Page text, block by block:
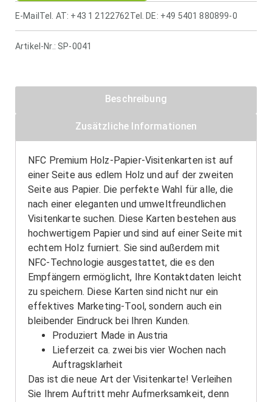
E-Mail Tel. AT: +43 1 2122762Tel. DE: +49 5401 880899-0
Artikel-Nr.: SP-0041
Beschreibung
Zusätzliche Informationen
NFC Premium Holz-Papier-Visitenkarten ist auf
einer Seite aus edlem Holz und auf der zweiten
Seite aus Papier. Die perfekte Wahl für alle, die
nach einer eleganten und umweltfreundlichen
Visitenkarte suchen. Diese Karten bestehen aus
hochwertigem Papier und sind auf einer Seite mit
echtem Holz furniert. Sie sind außerdem mit
NFC-Technologie ausgestattet, die es den
Empfängern ermöglicht, Ihre Kontaktdaten leicht
zu speichern. Diese Karten sind nicht nur ein
effektives Marketing-Tool, sondern auch ein
bleibender Eindruck bei Ihren Kunden.
Produziert Made in Austria
Lieferzeit ca. zwei bis vier Wochen nach
Auftragsklarheit
Das ist die neue Art der Visitenkarte! Verleihen
Sie Ihrem Auftritt mehr Aufmerksamkeit, denn